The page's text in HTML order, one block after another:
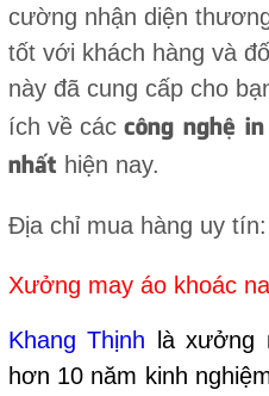
cường nhận diện
tốt với khách hàng và
này đã cung cấp cho
ích về các công nghệ
nhất hiện nay.
Địa chỉ mua hàng uy tín:
Xưởng may áo khoác
Khang Thịnh là xưởng
hơn 10 năm kinh